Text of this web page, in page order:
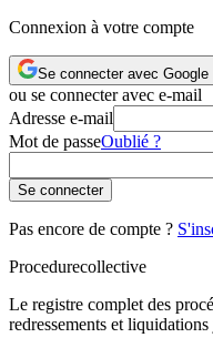
Connexion à votre compte
Se connecter avec Google
ou se connecter avec e-mail
Adresse e-mail
Mot de passeOublié ?
Se connecter
Pas encore de compte ?
Procedurecollective
Le registre complet des
redressements et